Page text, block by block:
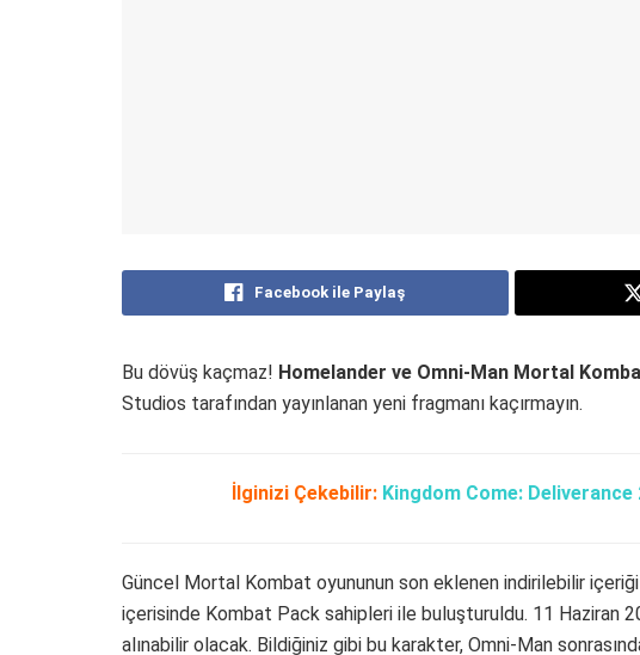
Facebook ile Paylaş
Bu dövüş kaçmaz! Homelander ve Omni-Man Mortal
Studios tarafından yayınlanan yeni fragmanı kaçırmayın.
İlginizi Çekebilir: Kingdom Come: Deliverance
Güncel Mortal Kombat oyununun son eklenen indirilebilir
içerisinde Kombat Pack sahipleri ile buluşturuldu. 11 Haziran
alınabilir olacak. Bildiğiniz gibi bu karakter, Omni-Man